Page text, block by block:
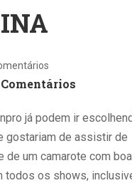
já podem ir
gostariam de assistir de
de um camarote com
todos os shows,